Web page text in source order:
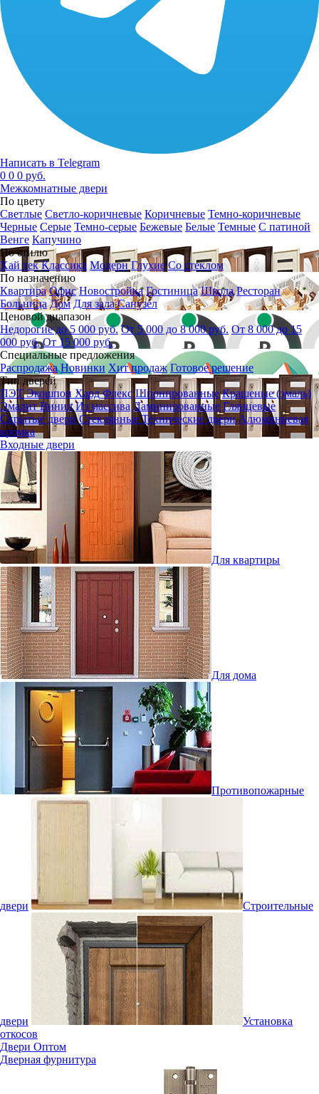
Написать в Telegram
0 0 0 руб.
Межкомнатные двери
По цвету
Светлые Светло-коричневые Коричневые Темно-коричневые
Черные Серые Темно-серые Бежевые Белые Темные С патиной
Венге Капучино
По стилю
Хай тек Классика Модерн Глухие Со стеклом
По назначению
Квартира Офис Новостройка Гостиница Школа Ресторан
Больница Дом Для зала Санузел
Ценовой диапазон
Недорогие до 5 000 руб. От 5 000 до 8 000 руб. От 8 000 до 15
000 руб. От 15 000 руб.
Специальные предложения
Распродажа Новинки Хит продаж Готовое решение
Тип дверей
ПЭТЭкошпон Хард Флекс Шпонированные Крашеные (эмаль)
ЭмалитВинил Из массива Ламинированные Глянцевые
Скрытые двери СтеклянныеТехнические двери Алюминиевая
кромка
Входные двери
Для квартиры
Для дома
Противопожарные
двери Строительные
двери
Установка
откосов
Двери Оптом
Дверная фурнитура